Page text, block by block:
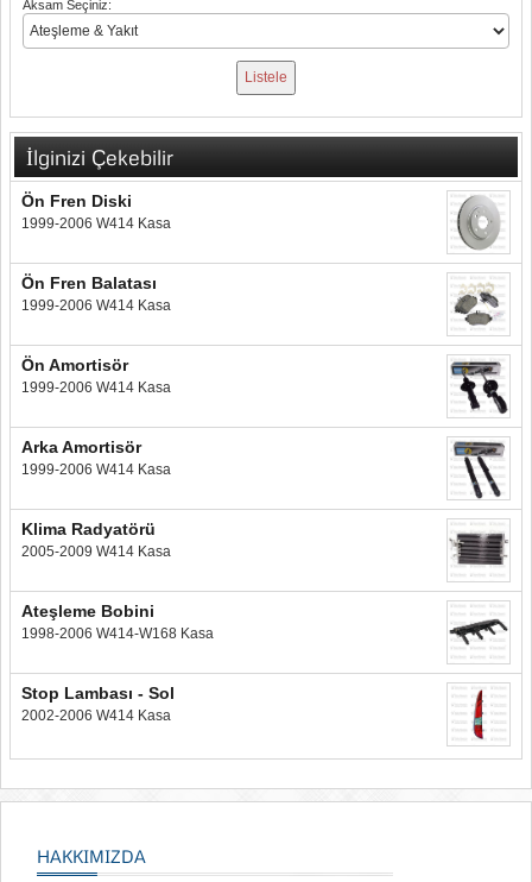
Aksam Seçiniz:
İlginizi Çekebilir
Ön Fren Diski
1999-2006 W414 Kasa
Ön Fren Balatası
1999-2006 W414 Kasa
Ön Amortisör
1999-2006 W414 Kasa
Arka Amortisör
1999-2006 W414 Kasa
Klima Radyatörü
2005-2009 W414 Kasa
Ateşleme Bobini
1998-2006 W414-W168 Kasa
Stop Lambası - Sol
2002-2006 W414 Kasa
HAKKIMIZDA